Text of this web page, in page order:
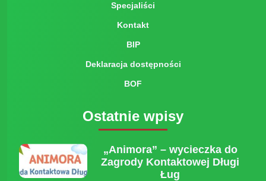
Specjaliści
Kontakt
BIP
Deklaracja dostępności
BOF
Ostatnie wpisy
„Animora” – wycieczka do
Zagrody Kontaktowej Długi
Ług